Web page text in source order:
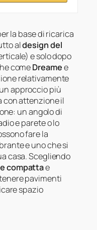
la base di ricarica
aldesign del
e solo dopo
comeDreamee
relativamente
approccio più
con attenzione il
un angolo di
e parete o lo
fare la
e uno che si
casa. Scegliendo
compattae
pavimenti
spazio